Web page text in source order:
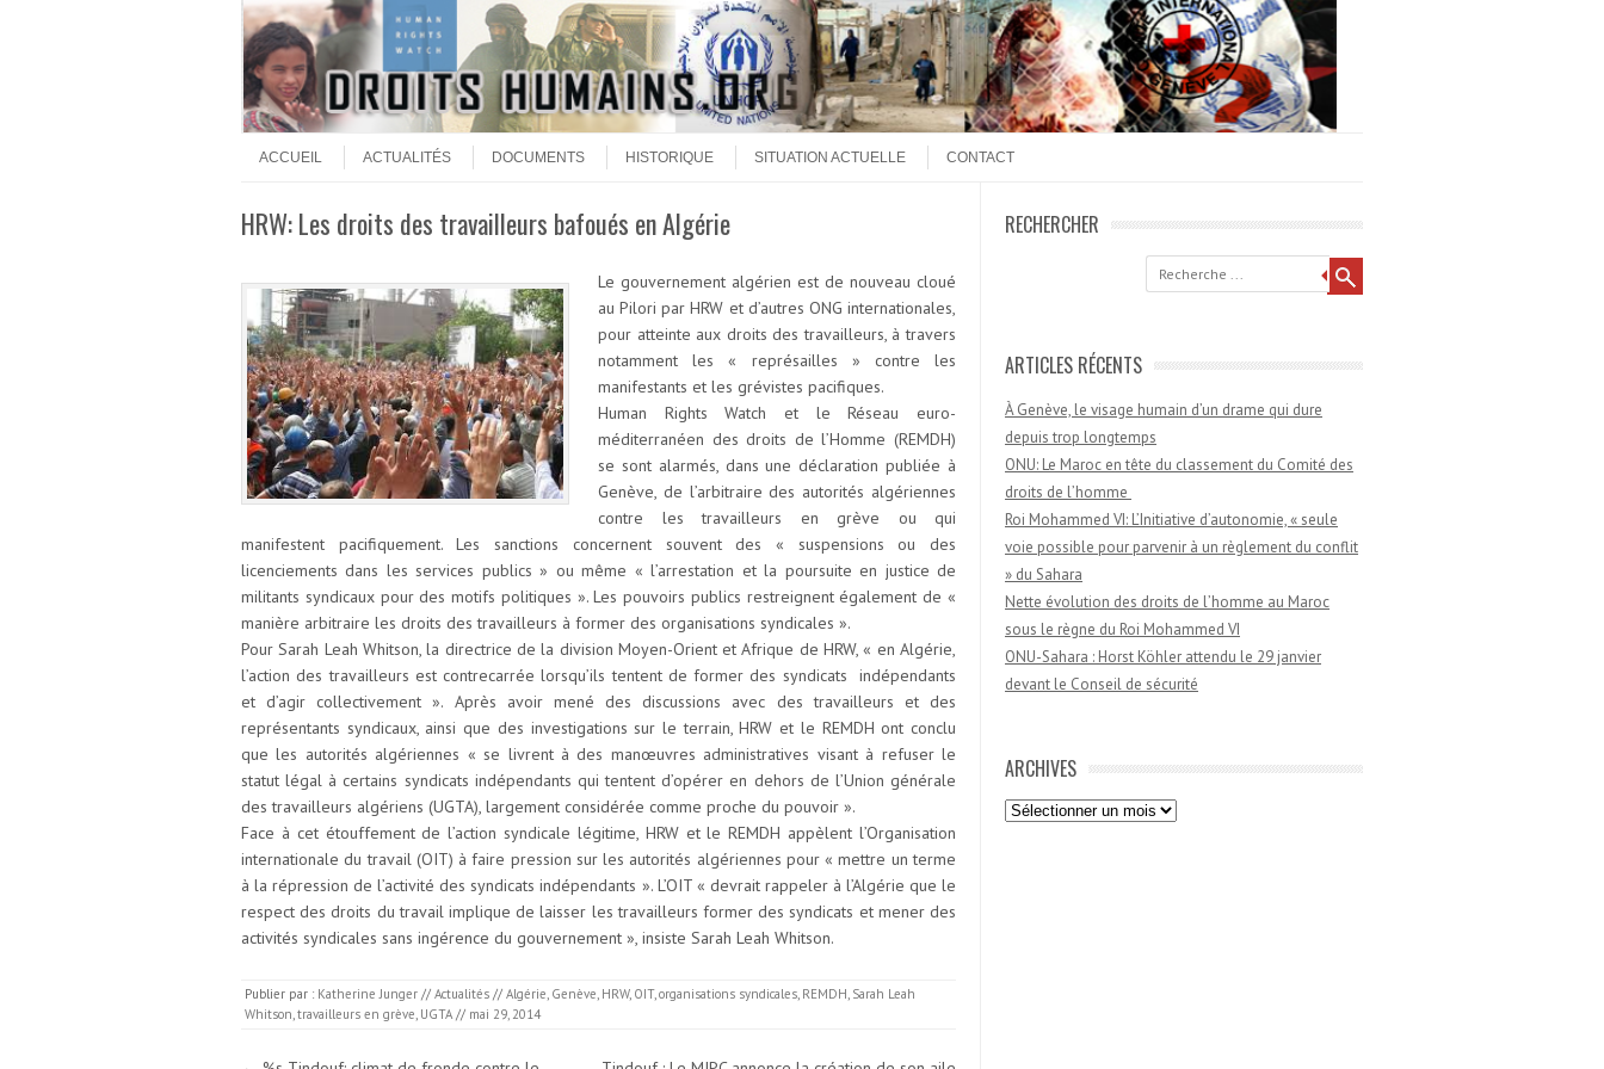
Menu
ACCUEIL
ACTUALITÉS DOCUMENTS HISTORIQUE SITUATION ACTUELLE CONTACT
HRW: Les droits des travailleurs bafoués en Algérie
Le gouvernement algérien est de nouveau cloué
au Pilori par HRW et d’autres ONG internationales,
pour atteinte aux droits des travailleurs, à travers
notamment les « représailles » contre les
manifestants et les grévistes pacifiques.
Human Rights Watch et le Réseau euro-
méditerranéen des droits de l’Homme (REMDH)
se sont alarmés, dans une déclaration publiée à
Genève, de l’arbitraire des autorités algériennes
contre les travailleurs en grève ou qui
manifestent pacifiquement. Les sanctions concernent souvent des « suspensions ou des
licenciements dans les services publics » ou même « l’arrestation et la poursuite en justice de
militants syndicaux pour des motifs politiques ». Les pouvoirs publics restreignent également de «
manière arbitraire les droits des travailleurs à former des organisations syndicales ».
Pour Sarah Leah Whitson, la directrice de la division Moyen-Orient et Afrique de HRW, « en Algérie,
l’action des travailleurs est contrecarrée lorsqu’ils tentent de former des syndicats indépendants
et d’agir collectivement ». Après avoir mené des discussions avec des travailleurs et des
représentants syndicaux, ainsi que des investigations sur le terrain, HRW et le REMDH ont conclu
que les autorités algériennes « se livrent à des manœuvres administratives visant à refuser le
statut légal à certains syndicats indépendants qui tentent d’opérer en dehors de l’Union générale
des travailleurs algériens (UGTA), largement considérée comme proche du pouvoir ».
Face à cet étouffement de l’action syndicale légitime, HRW et le REMDH appèlent l’Organisation
internationale du travail (OIT) à faire pression sur les autorités algériennes pour « mettre un terme
à la répression de l’activité des syndicats indépendants ». L’OIT « devrait rappeler à l’Algérie que le
respect des droits du travail implique de laisser les travailleurs former des syndicats et mener des
activités syndicales sans ingérence du gouvernement », insiste Sarah Leah Whitson.
Publier par : Katherine Junger // Actualités // Algérie, Genève, HRW, OIT,organisations syndicales, REMDH, Sarah Leah
Whitson,travailleurs en grève, UGTA // mai 29, 2014
Navigation des articles
RECHERCHER
ARTICLES RÉCENTS
À Genève, le visage humain d’un drame qui dure
depuis trop longtemps
ONU: Le Maroc en tête du classement du Comité des
droits de l’homme
Roi Mohammed VI: L’Initiative d’autonomie, « seule
voie possible pour parvenir à un règlement du conflit
» du Sahara
Nette évolution des droits de l’homme au Maroc
sous le règne du Roi Mohammed VI
ONU-Sahara : Horst Köhler attendu le 29 janvier
devant le Conseil de sécurité
ARCHIVES
Archives